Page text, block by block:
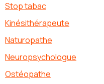
Stop tabac
Kinésithérapeute
Naturopathe
Neuropsychologue
Ostéopathe